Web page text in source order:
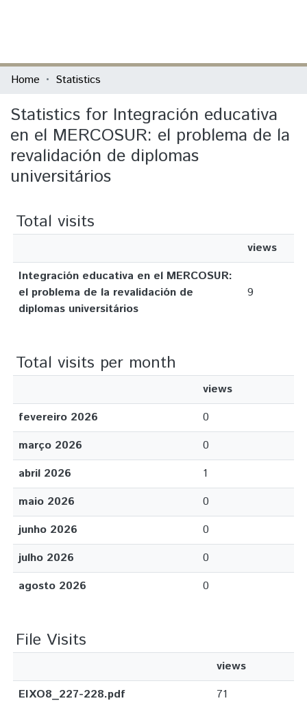
Communities & Collections
All of DSpace
Home Statistics
Statistics for Integración educativa
en el MERCOSUR: el problema de la
revalidación de diplomas
universitários
Total visits
views
Integración educativa en el MERCOSUR:
el problema de la revalidación de
diplomas universitários
9
Total visits per month
views
fevereiro 2026
0
março 2026
0
abril 2026
1
maio 2026
0
junho 2026
0
julho 2026
0
agosto 2026
0
File Visits
views
EIXO8_227-228.pdf
71